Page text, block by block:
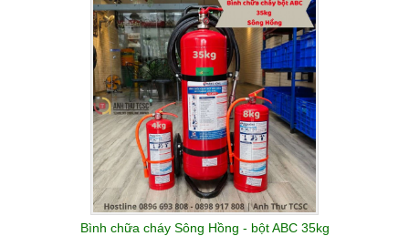
Bình chữa cháy Sông Hồng - bột ABC 35kg